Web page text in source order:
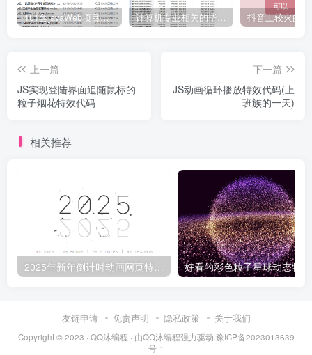
161套javaWeb项目源码免费分享
上一篇
JS实现登陆界面追随鼠标的
粒子烟花特效代码
下一篇
JS动画循环播放特效代码(上
班族的一天)
相关推荐
2025年新年倒计时动画网页特效代码
友链申请 免责声明 隐私政策 关于我们
Copyright © 2023 · QQ沐编程 · 由QQ沐编程强力驱动. 豫ICP备2023013639
号-1